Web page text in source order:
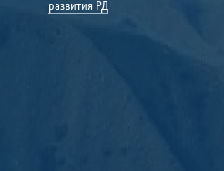
развития РД